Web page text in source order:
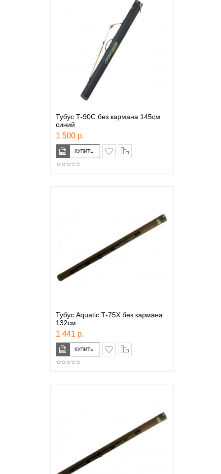
Тубус Т-90С без кармана 145см
синий
1 500 р.
в закладки
Тубус Aquatic Т-75Х без кармана
132см
1 441 р.
в закладки